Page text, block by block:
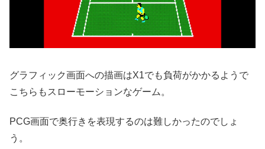
グラフィック画面への描画はX1でも負荷がかかるようで
こちらもスローモーションなゲーム。
PCG画面で奥行きを表現するのは難しかったのでしょ
う。